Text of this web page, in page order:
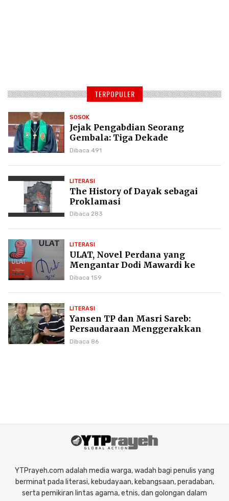
TERPOPULER
SOSOK
Jejak Pengabdian Seorang
Gembala: Tiga Dekade
Kepemimpinan Pdt. Dr. Yulius
Dibaca 491
LITERASI
The History of Dayak sebagai
Proklamasi
Dibaca 283
LITERASI
ULAT, Novel Perdana yang
Mengantar Dodi Mawardi ke
Puncak Karier Kepenulisan
Dibaca 159
LITERASI
Yansen TP dan Masri Sareb:
Persaudaraan Menggerakkan
Literasi Borneo
Dibaca 86
YTPrayeh.com adalah media warga, wadah bagi penulis yang
berminat pada literasi, kebudayaan, kebangsaan, peradaban,
serta pemikiran lintas agama, etnis, dan golongan dalam